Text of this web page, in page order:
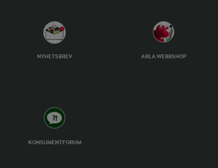
NYHETSBREV ARLA WEBBSHOP
KONSUMENTFORUM